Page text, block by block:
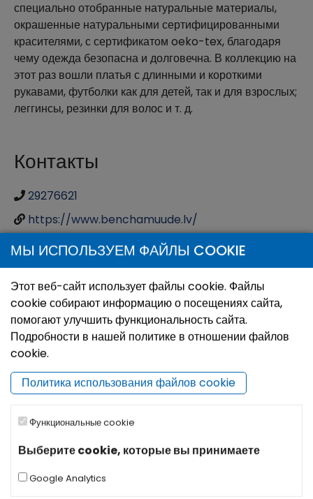
специально отобранные натуральные материалы,
окрашенные натуральными сертифицированными
красителями, с сертификатом oeko-tex, благодаря
чему одежда безопасна и долговечна. В коллекцию на
этот раз вошли платья с длинными и короткими
рукавами, футболки как для детей, так и для взрослых;
леггинсы, резинки для волос и т. д.
Контакты
29276621
https://www.benchamuude.lv/
По предварительному заказу
https://www.facebook.com/BenchaMuude.lv
Местоположение
Открыть карту в:
+
−
МЫ ИСПОЛЬЗУЕМ ФАЙЛЫ COOKIE
Этот веб-сайт использует файлы cookie. Файлы
cookie собирают информацию о посещениях сайта,
помогают улучшить функциональность сайта.
Подробности в нашей политике в отношении файлов
cookie.
Политика использования файлов cookie
Функциональные cookie
Выберите cookie, которые вы принимаете
Google Analytics